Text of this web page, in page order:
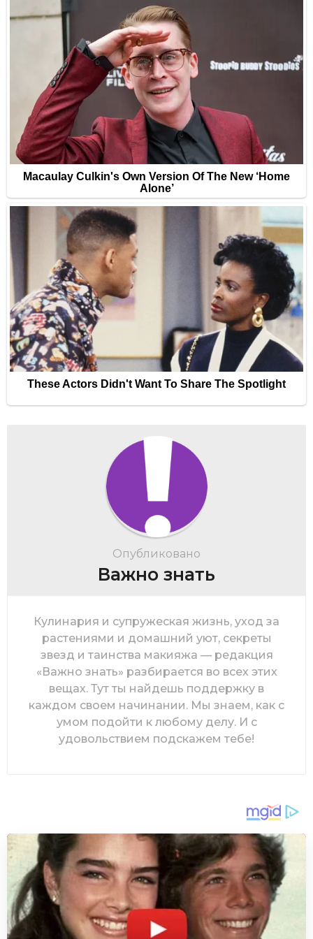
Опубликовано
Важно знать
Кулинария и супружеская жизнь, уход за
растениями и домашний уют, секреты
звезд и таинства макияжа — редакция
«Важно знать» разбирается во всех этих
вещах. Тут ты найдешь поддержку в
каждом своем начинании. Мы знаем, как с
умом подойти к любому делу. И с
удовольствием подскажем тебе!